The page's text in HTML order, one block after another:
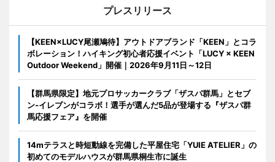
プレスリリース
【KEEN×LUCY尾瀬鳩待】アウトドアブランド「KEEN」とコラ
ボレーション！ハイキング初心者応援イベント「LUCY × KEEN
Outdoor Weekend」開催｜2026年9月11日～12日
【群馬県限定】地元プロサッカークラブ「ザスパ群馬」とセブ
ン‐イレブンがコラボ！選手が選んだ5品が登場する『ザスパ群
馬応援フェア』を開催
14mテラスと時短動線を完備した平屋住宅「YUIE ATELIER」の
初めてのモデルハウスが群馬県桐生市に誕生